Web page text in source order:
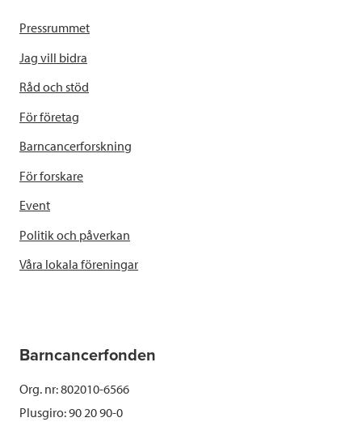
Pressrummet
Jag vill bidra
Råd och stöd
För företag
Barncancerforskning
För forskare
Event
Politik och påverkan
Våra lokala föreningar
Barncancerfonden
Org. nr: 802010-6566
Plusgiro: 90 20 90-0